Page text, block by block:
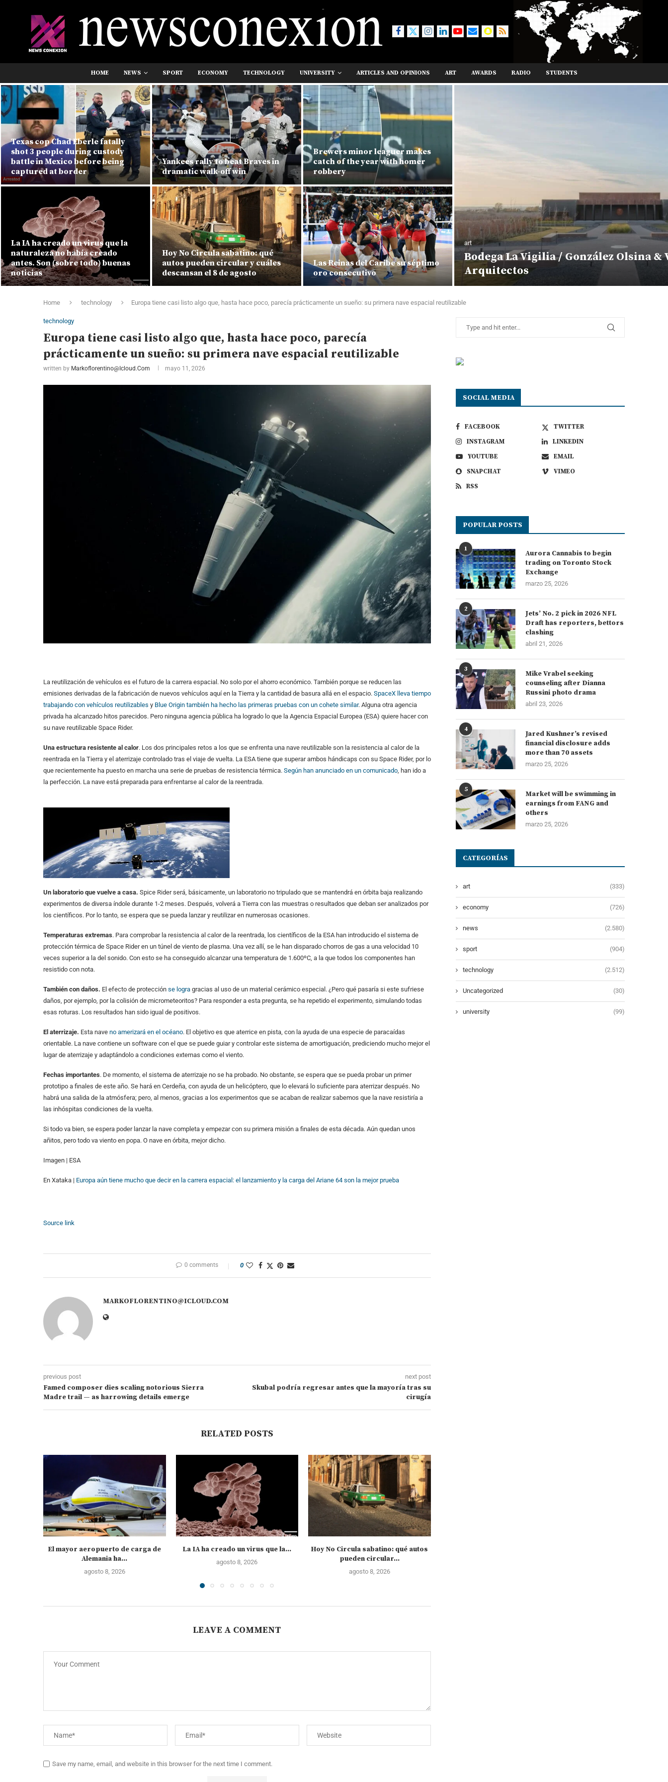
HOME NEWS SPORT ECONOMY TECHNOLOGY UNIVERSITY ARTICLES AND OPINIONS ART AWARDS RADIO STUDENTS
Texas cop Chad Eberle fatally
shot 3 people during custody
battle in Mexico before being
captured at border
La IA ha creado un virus que la
naturaleza no había creado
antes. Son (sobre todo) buenas
noticias
Yankees rally to beat Braves in
dramatic walk-off win
Hoy No Circula sabatino: qué
autos pueden circular y cuáles
descansan el 8 de agosto
Brewers minor leaguer makes
catch of the year with homer
robbery
Las Reinas del Caribe su séptimo
oro consecutivo
art
Bodega La Vigilia / González Olsina &
Arquitectos
Home technology Europa tiene casi listo algo que, hasta hace poco, parecía prácticamente un sueño: su primera nave espacial reutilizable
technology
Europa tiene casi listo algo que, hasta hace poco, parecía
prácticamente un sueño: su primera nave espacial reutilizable
written by Markoflorentino@icloud.com mayo 11, 2026
La reutilización de vehículos es el futuro de la carrera espacial. No solo por el ahorro económico. También porque se reducen las
emisiones derivadas de la fabricación de nuevos vehículos aquí en la Tierra y la cantidad de basura allá en el espacio. SpaceX lleva tiempo
trabajando con vehículos reutilizables y Blue Origin también ha hecho las primeras pruebas con un cohete similar. Alguna otra agencia
privada ha alcanzado hitos parecidos. Pero ninguna agencia pública ha logrado lo que la Agencia Espacial Europea (ESA) quiere hacer con
su nave reutilizable Space Rider.
Una estructura resistente al calor. Los dos principales retos a los que se enfrenta una nave reutilizable son la resistencia al calor de la
reentrada en la Tierra y el aterrizaje controlado tras el viaje de vuelta. La ESA tiene que superar ambos hándicaps con su Space Rider, por lo
que recientemente ha puesto en marcha una serie de pruebas de resistencia térmica. Según han anunciado en un comunicado , han ido a
la perfección. La nave está preparada para enfrentarse al calor de la reentrada.
Un laboratorio que vuelve a casa. Spice Rider será, básicamente, un laboratorio no tripulado que se mantendrá en órbita baja realizando
experimentos de diversa índole durante 1-2 meses. Después, volverá a Tierra con las muestras o resultados que deban ser analizados por
los científicos. Por lo tanto, se espera que se pueda lanzar y reutilizar en numerosas ocasiones.
Temperaturas extremas. Para comprobar la resistencia al calor de la reentrada, los científicos de la ESA han introducido el sistema de
protección térmica de Space Rider en un túnel de viento de plasma. Una vez allí, se le han disparado chorros de gas a una velocidad 10
veces superior a la del sonido. Con esto se ha conseguido alcanzar una temperatura de 1.600ºC, a la que todos los componentes han
resistido con nota.
También con daños. El efecto de protección se logra gracias al uso de un material cerámico especial. ¿Pero qué pasaría si este sufriese
daños, por ejemplo, por la colisión de micrometeoritos? Para responder a esta pregunta, se ha repetido el experimento, simulando todas
esas roturas. Los resultados han sido igual de positivos.
El aterrizaje. Esta nave no amerizará en el océano. El objetivo es que aterrice en pista, con la ayuda de una especie de paracaídas
orientable. La nave contiene un software con el que se puede guiar y controlar este sistema de amortiguación, prediciendo mucho mejor el
lugar de aterrizaje y adaptándolo a condiciones externas como el viento.
Fechas importantes. De momento, el sistema de aterrizaje no se ha probado. No obstante, se espera que se pueda probar un primer
prototipo a finales de este año. Se hará en Cerdeña, con ayuda de un helicóptero, que lo elevará lo suficiente para aterrizar después. No
habrá una salida de la atmósfera; pero, al menos, gracias a los experimentos que se acaban de realizar sabemos que la nave resistiría a
las inhóspitas condiciones de la vuelta.
Si todo va bien, se espera poder lanzar la nave completa y empezar con su primera misión a finales de esta década. Aún quedan unos
añitos, pero todo va viento en popa. O nave en órbita, mejor dicho.
Imagen | ESA
En Xataka | Europa aún tiene mucho que decir en la carrera espacial: el lanzamiento y la carga del Ariane 64 son la mejor prueba
Source link
0 comments 0
MARKOFLORENTINO@ICLOUD.COM
previous post
Famed composer dies scaling notorious Sierra
Madre trail — as harrowing details emerge
next post
Skubal podría regresar antes que la mayoría tras su
cirugía
RELATED POSTS
El mayor aeropuerto de carga de
Alemania ha...
agosto 8, 2026
La IA ha creado un virus que la...
agosto 8, 2026
Hoy No Circula sabatino: qué autos
pueden circular...
agosto 8, 2026
LEAVE A COMMENT
Save my name, email, and website in this browser for the next time I comment.
SOCIAL MEDIA
FACEBOOK
TWITTER
INSTAGRAM
LINKEDIN
YOUTUBE
EMAIL
SNAPCHAT
VIMEO
RSS
POPULAR POSTS
1
Aurora Cannabis to begin
trading on Toronto Stock
Exchange
marzo 25, 2026
2
Jets’ No. 2 pick in 2026 NFL
Draft has reporters, bettors
clashing
abril 21, 2026
3
Mike Vrabel seeking
counseling after Dianna
Russini photo drama
abril 23, 2026
4
Jared Kushner’s revised
financial disclosure adds
more than 70 assets
marzo 25, 2026
5
Market will be swimming in
earnings from FANG and
others
marzo 25, 2026
CATEGORÍAS
art (333)
economy (726)
news (2.580)
sport (904)
technology (2.512)
Uncategorized (30)
university (99)